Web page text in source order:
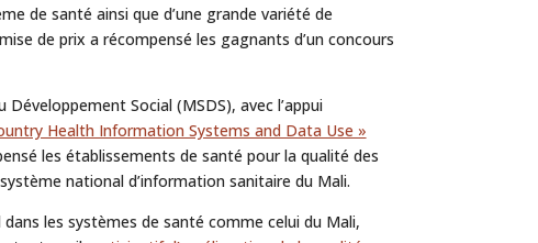
de santé ainsi que d’une grande variété de
de prix a récompensé les gagnants d’un concours
Social (MSDS), avec l’appui
Health Information Systems and Data Use »
les établissements de santé pour la qualité des
national d’information sanitaire du Mali.
les systèmes de santé comme celui du Mali,